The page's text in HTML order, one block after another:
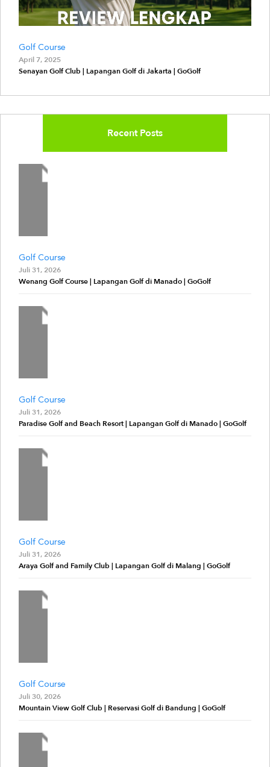
Golf Course
April 7, 2025
Senayan Golf Club | Lapangan Golf di Jakarta | GoGolf
Recent Posts
Golf Course
Juli 31, 2026
Wenang Golf Course | Lapangan Golf di Manado | GoGolf
Golf Course
Juli 31, 2026
Paradise Golf and Beach Resort | Lapangan Golf di Manado | GoGolf
Golf Course
Juli 31, 2026
Araya Golf and Family Club | Lapangan Golf di Malang | GoGolf
Golf Course
Juli 30, 2026
Mountain View Golf Club | Reservasi Golf di Bandung | GoGolf